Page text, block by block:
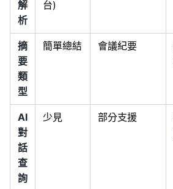
解
析
台)
摘
要
類
型
簡單總結 會議紀要
AI
對
話
查
詢
少見 部分支援